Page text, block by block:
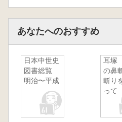
【コラム】鎌倉時代の諫
あなたへのおすすめ
日本中世史
図書総覧
明治〜平成
耳塚
の鼻
斬り
って